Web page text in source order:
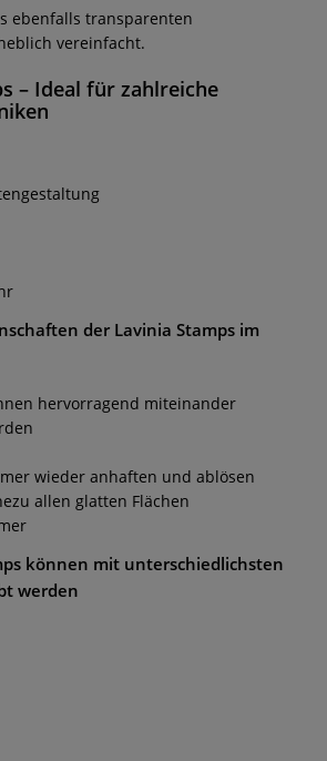
ebenfalls transparenten
vereinfacht.
– Ideal für zahlreiche
der Lavinia Stamps im
hervorragend miteinander
wieder anhaften und ablösen
allen glatten Flächen
können mit unterschiedlichsten
werden